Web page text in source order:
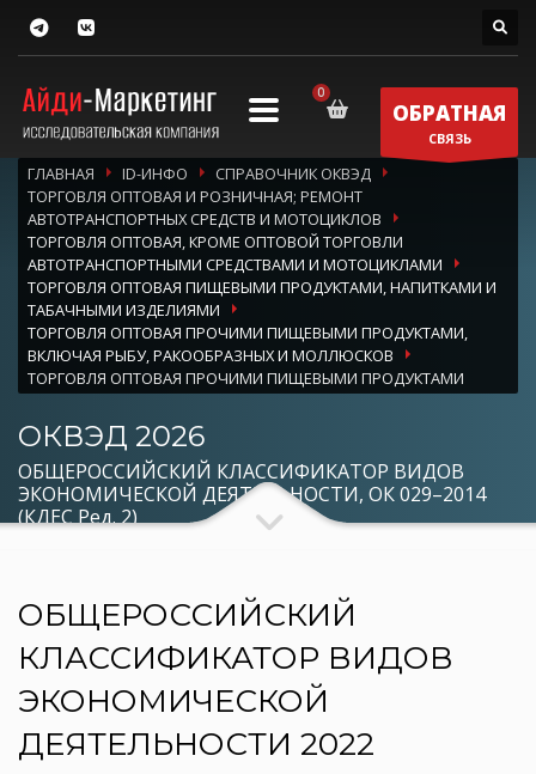
ОБРАТНАЯ
СВЯЗЬ
ГЛАВНАЯ ID-ИНФО
СПРАВОЧНИК ОКВЭД
ТОРГОВЛЯ ОПТОВАЯ И РОЗНИЧНАЯ; РЕМОНТ
АВТОТРАНСПОРТНЫХ СРЕДСТВ И МОТОЦИКЛОВ
ТОРГОВЛЯ ОПТОВАЯ, КРОМЕ ОПТОВОЙ ТОРГОВЛИ
АВТОТРАНСПОРТНЫМИ СРЕДСТВАМИ И МОТОЦИКЛАМИ
ТОРГОВЛЯ ОПТОВАЯ ПИЩЕВЫМИ ПРОДУКТАМИ, НАПИТКАМИ И
ТАБАЧНЫМИ ИЗДЕЛИЯМИ
ТОРГОВЛЯ ОПТОВАЯ ПРОЧИМИ ПИЩЕВЫМИ ПРОДУКТАМИ,
ВКЛЮЧАЯ РЫБУ, РАКООБРАЗНЫХ И МОЛЛЮСКОВ
ТОРГОВЛЯ ОПТОВАЯ ПРОЧИМИ ПИЩЕВЫМИ ПРОДУКТАМИ
ОКВЭД 2026
ОБЩЕРОССИЙСКИЙ КЛАССИФИКАТОР ВИДОВ
ЭКОНОМИЧЕСКОЙ ДЕЯТЕЛЬНОСТИ, ОК 029–2014
(КДЕС Ред. 2)
ОБЩЕРОССИЙСКИЙ
КЛАССИФИКАТОР ВИДОВ
ЭКОНОМИЧЕСКОЙ
ДЕЯТЕЛЬНОСТИ 2022